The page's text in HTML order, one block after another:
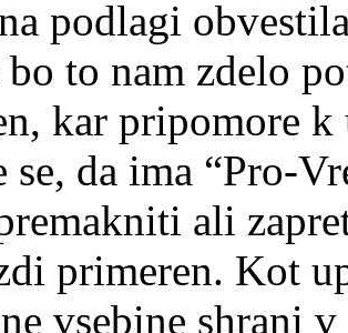
podlagi
bo to nam zdelo
kar pripomore
se, da ima “Pro-
ali
primeren. Kot
vsebine shrani